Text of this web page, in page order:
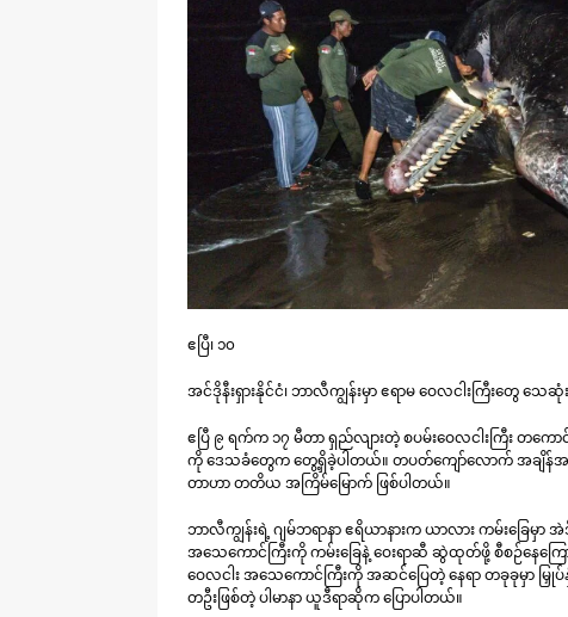
ဧပြီ၊ ၁၀
အင်ဒိုနီးရှားနိုင်ငံ၊ ဘာလီကျွန်းမှာ ဧရာမ ဝေလငါးကြီးတွ
ဧပြီ ၉ ရက်က ၁၇ မီတာ ရှည်လျားတဲ့ စပမ်းဝေလငါးကြီး တက
ကို ဒေသခံတွေက တွေ့ရှိခဲ့ပါတယ်။ တပတ်ကျော်လောက် အချိန်အတွ
တာဟာ တတိယ အကြိမ်မြောက် ဖြစ်ပါတယ်။
ဘာလီကျွန်းရဲ့ ဂျမ်ဘရာနာ ဧရိယာနားက ယာလား ကမ်းခြေမှာ
အသေကောင်ကြီးကို ကမ်းခြေနဲ့ ဝေးရာဆီ ဆွဲထုတ်ဖို့ စီစဉ်နေကြ
ဝေလငါး အသေကောင်ကြီးကို အဆင်ပြေတဲ့ နေရာ တခုခုမှာ မြှုပ်နှံ
တဦးဖြစ်တဲ့ ပါမာနာ ယူဒီရာဆိုက ပြောပါတယ်။